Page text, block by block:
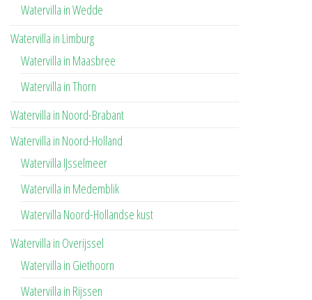
Watervilla in Wedde
Watervilla in Limburg
Watervilla in Maasbree
Watervilla in Thorn
Watervilla in Noord-Brabant
Watervilla in Noord-Holland
Watervilla IJsselmeer
Watervilla in Medemblik
Watervilla Noord-Hollandse kust
Watervilla in Overijssel
Watervilla in Giethoorn
Watervilla in Rijssen